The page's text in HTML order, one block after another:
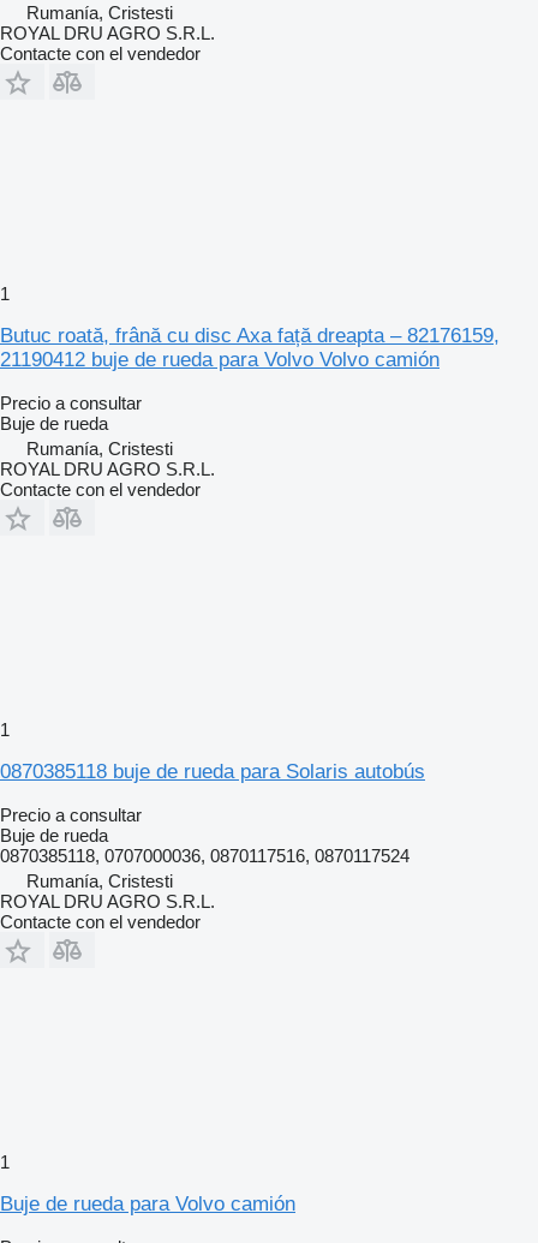
Rumanía, Cristesti
ROYAL DRU AGRO S.R.L.
Contacte con el vendedor
1
Butuc roată, frână cu disc Axa față dreapta – 82176159,
21190412 buje de rueda para Volvo Volvo camión
Precio a consultar
Buje de rueda
Rumanía, Cristesti
ROYAL DRU AGRO S.R.L.
Contacte con el vendedor
1
0870385118 buje de rueda para Solaris autobús
Precio a consultar
Buje de rueda
0870385118, 0707000036, 0870117516, 0870117524
Rumanía, Cristesti
ROYAL DRU AGRO S.R.L.
Contacte con el vendedor
1
Buje de rueda para Volvo camión